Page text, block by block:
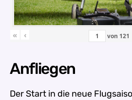
« ‹ von 121
Anfliegen
Der Start in die neue